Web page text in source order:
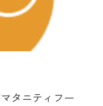
タニティフー